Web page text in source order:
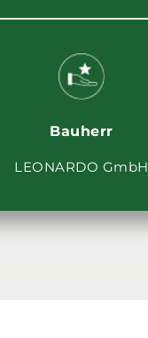
Bauherr
LEONARDO GmbH